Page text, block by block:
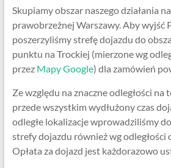
Skupiamy obszar naszego działania
prawobrzeżnej Warszawy. Aby wyjść
poszerzyliśmy strefę dojazdu do
punktu na Trockiej (mierzone wg
przez Mapy Google) dla zamówień
Ze względu na znaczne odległości na
przede wszystkim wydłużony czas
odległe lokalizacje wprowadziliśmy
strefy dojazdu również wg odległości
Opłata za dojazd jest każdorazowo